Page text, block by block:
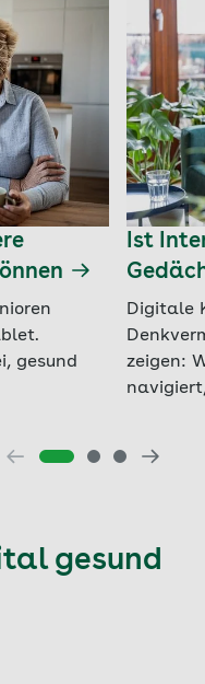
gesund
Ist
Digitale
zeigen:
gesund